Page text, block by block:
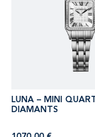
LUNA – MINI
DIAMANTS